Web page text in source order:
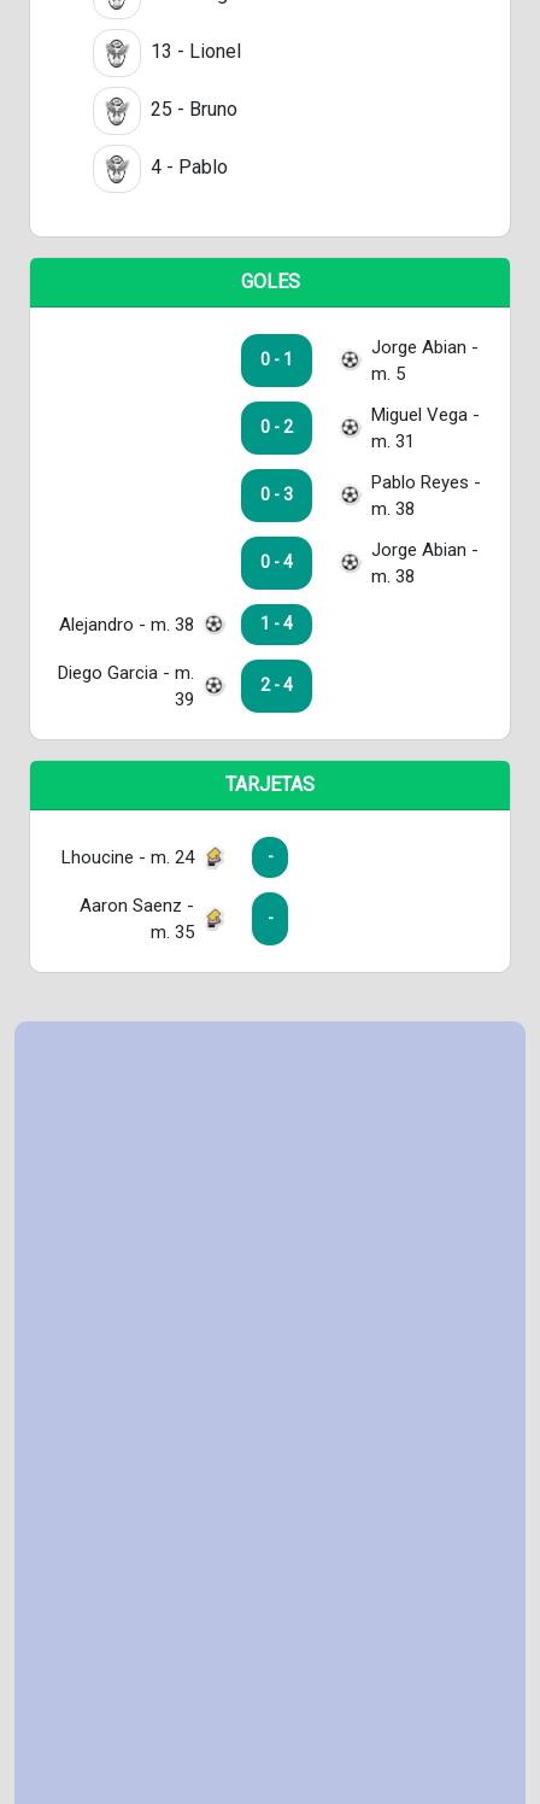
13 - Lionel
25 - Bruno
4 - Pablo
GOLES
0 - 1
Jorge Abian -
m. 5
0 - 2
Miguel Vega -
m. 31
0 - 3
Pablo Reyes -
m. 38
0 - 4
Jorge Abian -
m. 38
Alejandro - m. 38 1 - 4
Diego Garcia - m.
39
2 - 4
TARJETAS
Lhoucine - m. 24 -
Aaron Saenz -
m. 35
-